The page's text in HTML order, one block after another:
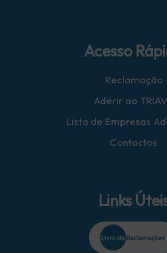
Acesso
Reclamação
Aderir ao
Lista de Empresas
Contactos
Links